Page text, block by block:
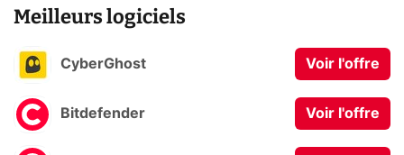
Meilleurs logiciels
CyberGhost Voir l'offre
Bitdefender Voir l'offre